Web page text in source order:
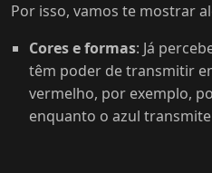
Por isso, vamos te mostrar
Cores e formas: Já
têm poder de transmitir
vermelho, por exemplo,
enquanto o azul